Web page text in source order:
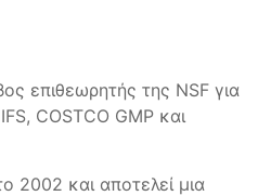
επιθεωρητής της NSF για
COSTCO GMP και
2002 και αποτελεί μια